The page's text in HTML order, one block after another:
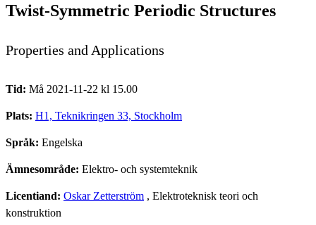
Twist-Symmetric Periodic Structures
Properties and Applications
Tid: Må 2021-11-22 kl 15.00
Plats: H1, Teknikringen 33, Stockholm
Språk: Engelska
Ämnesområde: Elektro- och systemteknik
Licentiand: Oskar Zetterström , Elektroteknisk teori och
konstruktion